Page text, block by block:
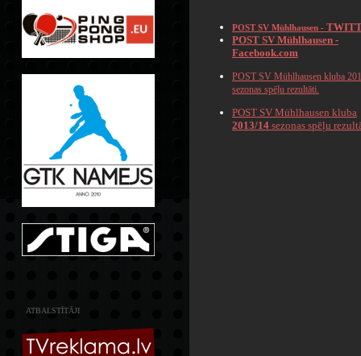
ATBALSTĪTĀJI
POST SV Mühlhausen -
POST SV Mühlhausen -
Facebook.com
POST SV Mühlhausen kluba 201
sezonas spēļu rezultāti.
POST SV Mühlhausen kluba
2013/14 sezonas spēļu